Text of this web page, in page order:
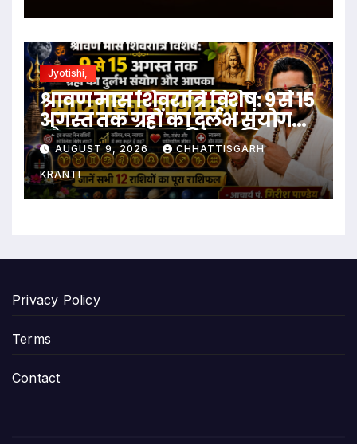
Jyotishi,
श्रावण मास शिवरात्रि विशेष: 9 से 15
अगस्त तक ग्रहों का दुर्लभ संयोग
और आपका साप्ताहिक राशिफल
AUGUST 9, 2026 CHHATTISGARH
KRANTI
Privacy Policy
Terms
Contact